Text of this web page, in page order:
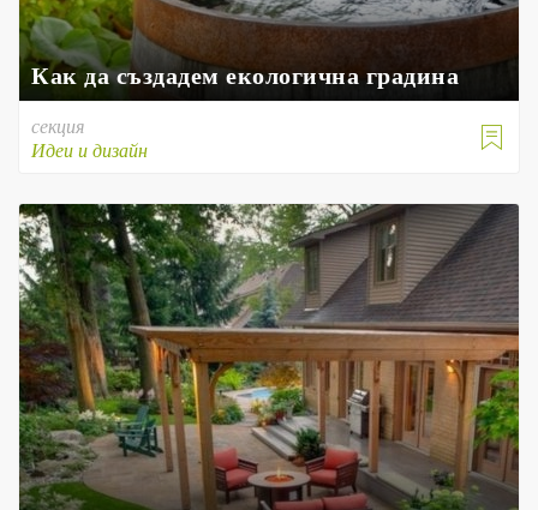
Как да създадем екологична градина

секция
Идеи и дизайн